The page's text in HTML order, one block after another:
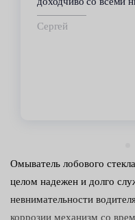
Сергей
Омыватель лобового
целом надежен и долго
невнимательности
коррозии механизм со